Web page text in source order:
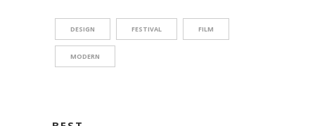
DESIGN FESTIVAL FILM
MODERN